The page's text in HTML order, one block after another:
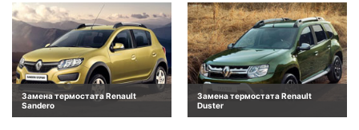
Замена термостата Renault
Sandero
Замена термостата Renault
Duster